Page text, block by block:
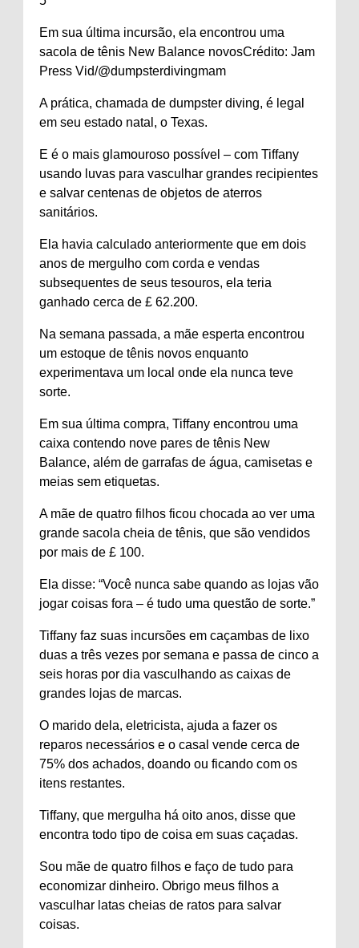
Em sua última incursão, ela encontrou uma
sacola de tênis New Balance novosCrédito: Jam
Press Vid/@dumpsterdivingmam
A prática, chamada de dumpster diving, é legal
em seu estado natal, o Texas.
E é o mais glamouroso possível – com Tiffany
usando luvas para vasculhar grandes recipientes
e salvar centenas de objetos de aterros
sanitários.
Ela havia calculado anteriormente que em dois
anos de mergulho com corda e vendas
subsequentes de seus tesouros, ela teria
ganhado cerca de £ 62.200.
Na semana passada, a mãe esperta encontrou
um estoque de tênis novos enquanto
experimentava um local onde ela nunca teve
sorte.
Em sua última compra, Tiffany encontrou uma
caixa contendo nove pares de tênis New
Balance, além de garrafas de água, camisetas e
meias sem etiquetas.
A mãe de quatro filhos ficou chocada ao ver uma
grande sacola cheia de tênis, que são vendidos
por mais de £ 100.
Ela disse: “Você nunca sabe quando as lojas vão
jogar coisas fora – é tudo uma questão de sorte.”
Tiffany faz suas incursões em caçambas de lixo
duas a três vezes por semana e passa de cinco a
seis horas por dia vasculhando as caixas de
grandes lojas de marcas.
O marido dela, eletricista, ajuda a fazer os
reparos necessários e o casal vende cerca de
75% dos achados, doando ou ficando com os
itens restantes.
Tiffany, que mergulha há oito anos, disse que
encontra todo tipo de coisa em suas caçadas.
Sou mãe de quatro filhos e faço de tudo para
economizar dinheiro. Obrigo meus filhos a
vasculhar latas cheias de ratos para salvar
coisas.